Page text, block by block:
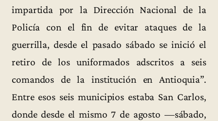
impartida por la Dirección Nacional de la
Policía con el fin de evitar ataques de la
guerrilla, desde el pasado sábado se inició el
retiro de los uniformados adscritos a seis
comandos de la institución en Antioquia”.
Entre esos seis municipios estaba San Carlos,
donde desde el mismo 7 de agosto —sábado,